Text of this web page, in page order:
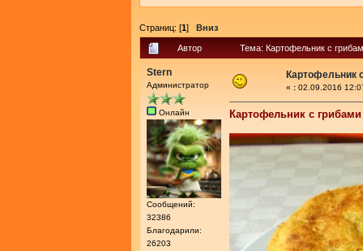
Страниц: [1] Вниз
Автор Тема: Картофельник с
Stern
Администратор
Онлайн
Сообщений:
32386
Благодарили:
26203
Картофельник
« : 02.09.2016
Картофельник с грибами